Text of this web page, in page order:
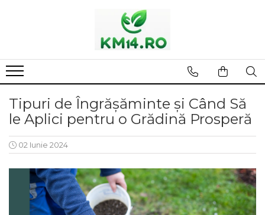
Tipuri de Îngrășăminte și Când Să
le Aplici pentru o Grădină Prosperă
02 Iunie 2024